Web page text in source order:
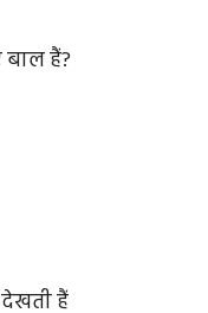
हैं?
हैं